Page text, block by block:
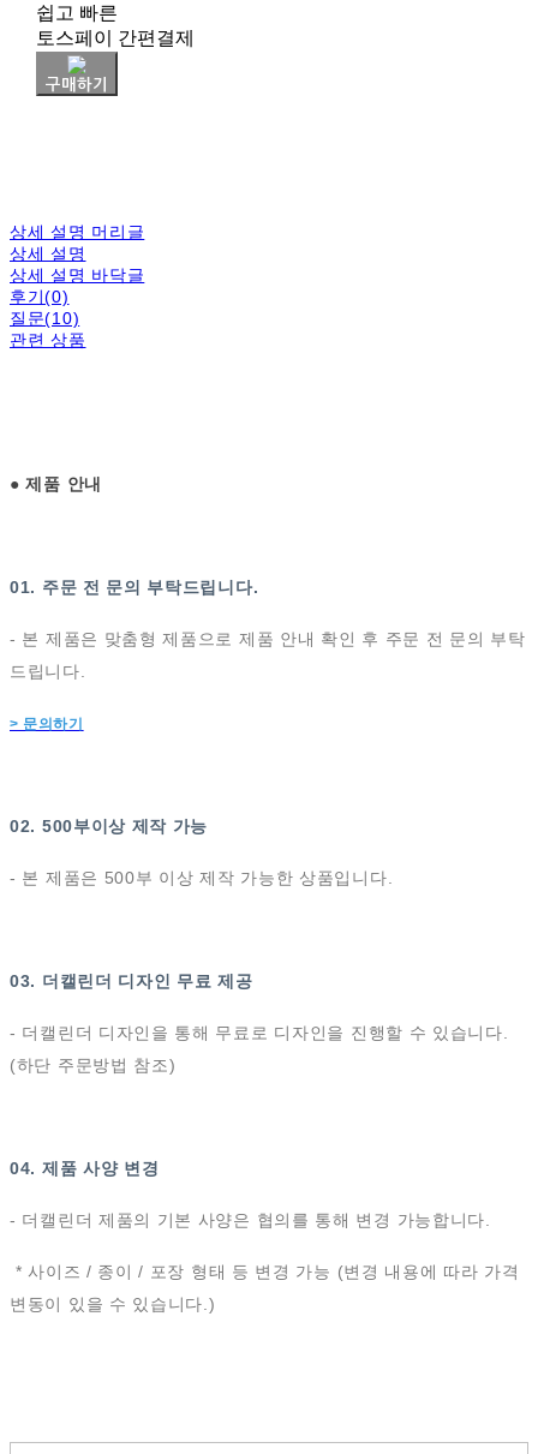
쉽고 빠른
토스페이 간편결제
구매하기
상세 설명 머리글
상세 설명
상세 설명 바닥글
후기(0)
질문(10)
관련 상품
●제품 안내
01. 주문 전 문의 부탁드립니다.
- 본 제품은 맞춤형 제품으로 제품 안내 확인 후 주문 전 문의 부탁
드립니다.
> 문의하기
02. 500부이상 제작 가능
- 본 제품은 500부 이상 제작 가능한 상품입니다.
03. 더캘린더 디자인 무료 제공
- 더캘린더 디자인을 통해 무료로 디자인을 진행할 수 있습니다.
(하단 주문방법 참조)
04. 제품 사양 변경
- 더캘린더 제품의 기본 사양은 협의를 통해 변경 가능합니다.
* 사이즈 / 종이 / 포장 형태 등 변경 가능 (변경 내용에 따라 가격
변동이 있을 수 있습니다.)